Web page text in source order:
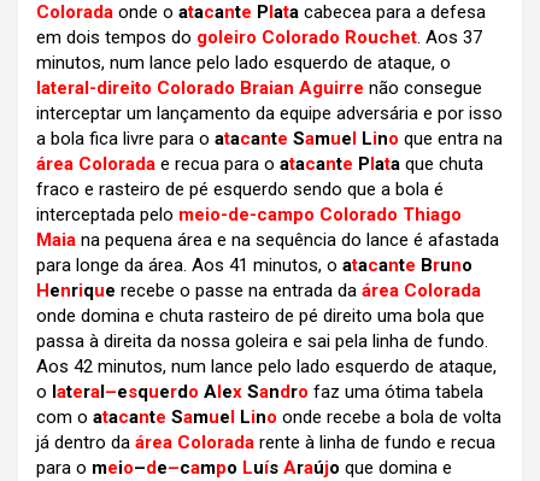
Colorada onde o atacante Plata cabecea para a defesa
em dois tempos do goleiro Colorado Rouchet. Aos 37
minutos, num lance pelo lado esquerdo de ataque, o
lateral-direito Colorado Braian Aguirre não consegue
interceptar um lançamento da equipe adversária e por isso
a bola fica livre para o atacante Samuel Lino que entra na
área Colorada e recua para o atacante Plata que chuta
fraco e rasteiro de pé esquerdo sendo que a bola é
interceptada pelo meio-de-campo Colorado Thiago
Maia na pequena área e na sequência do lance é afastada
para longe da área. Aos 41 minutos, o atacante Bruno
Henrique recebe o passe na entrada da área Colorada
onde domina e chuta rasteiro de pé direito uma bola que
passa à direita da nossa goleira e sai pela linha de fundo.
Aos 42 minutos, num lance pelo lado esquerdo de ataque,
o lateral–esquerdo Alex Sandro faz uma ótima tabela
com o atacante Samuel Lino onde recebe a bola de volta
já dentro da área Colorada rente à linha de fundo e recua
para o meio–de–campo Luís Araújo que domina e